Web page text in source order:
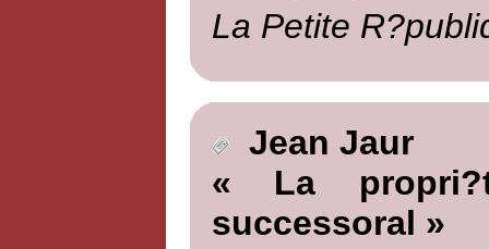
La Petite
Jean Jaur
« La
successoral »